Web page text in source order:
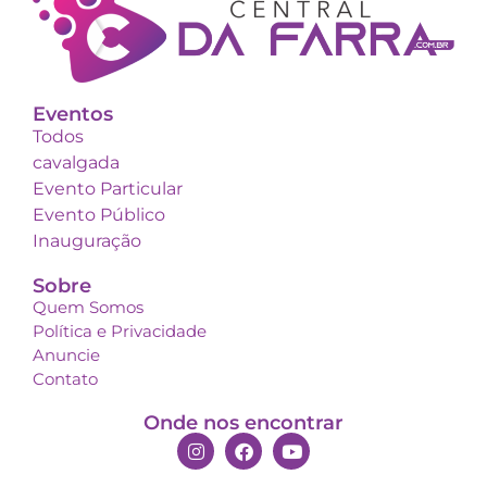
Eventos
Todos
cavalgada
Evento Particular
Evento Público
Inauguração
Sobre
Quem Somos
Política e Privacidade
Anuncie
Contato
Onde nos encontrar